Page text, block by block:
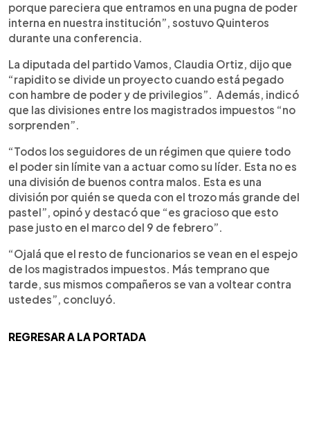
porque pareciera que entramos en una pugna de poder
interna en nuestra institución”, sostuvo Quinteros
durante una conferencia.
La diputada del partido Vamos, Claudia Ortiz, dijo que
“rapidito se divide un proyecto cuando está pegado
con hambre de poder y de privilegios”. Además, indicó
que las divisiones entre los magistrados impuestos “no
sorprenden”.
“Todos los seguidores de un régimen que quiere todo
el poder sin límite van a actuar como su líder. Esta no es
una división de buenos contra malos. Esta es una
división por quién se queda con el trozo más grande del
pastel”, opinó y destacó que “es gracioso que esto
pase justo en el marco del 9 de febrero”.
“Ojalá que el resto de funcionarios se vean en el espejo
de los magistrados impuestos. Más temprano que
tarde, sus mismos compañeros se van a voltear contra
ustedes”, concluyó.
REGRESAR A LA PORTADA